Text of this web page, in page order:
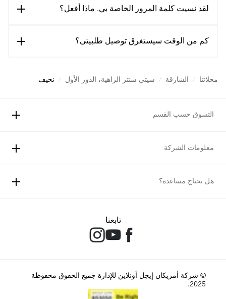
لقد نسيت كلمة المرور الخاصة بي. ماذا أفعل؟
كم من الوقت سيستغرق توصيل طلبيتي؟
محلاتنا / الشارقة / سيتي سنتر الزاهية، الدور الأول / نحيف
التسوق حسب القسم
معلومات الشركة
هل تحتاج مساعدة؟
تابعنا
© شركة أمريكان إيجل أونلاين للإدارة جميع الحقوق محفوظة
2025.